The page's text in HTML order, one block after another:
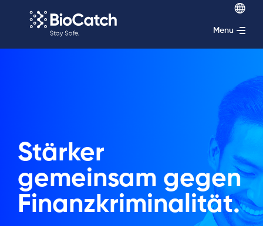
Menu
Stärker
gemeinsam gegen
Finanzkriminalität.